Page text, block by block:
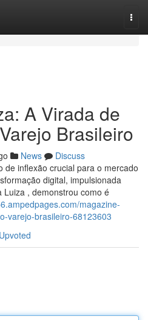
A Virada de
Brasileiro
News
Discuss
de inflexão crucial para o mercado
digital, impulsionada
, demonstrou como é
magazine-
varejo-brasileiro-68123603